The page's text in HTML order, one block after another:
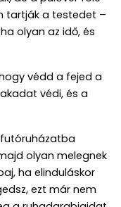
tartják a testedet –
olyan az idő, és
védd a fejed a
védi, és a
olyan melegnek
ha elinduláskor
ezt már nem